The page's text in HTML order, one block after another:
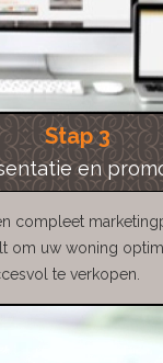
Stap 3
en
compleet
om uw woning
te verkopen.